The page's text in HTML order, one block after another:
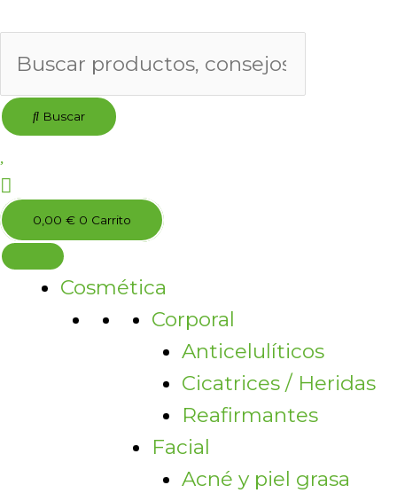
contenido
Buscar
0,00 € 0 Carrito
Cosmética
Corporal
Anticelulíticos
Cicatrices / Heridas
Reafirmantes
Facial
Acné y piel grasa